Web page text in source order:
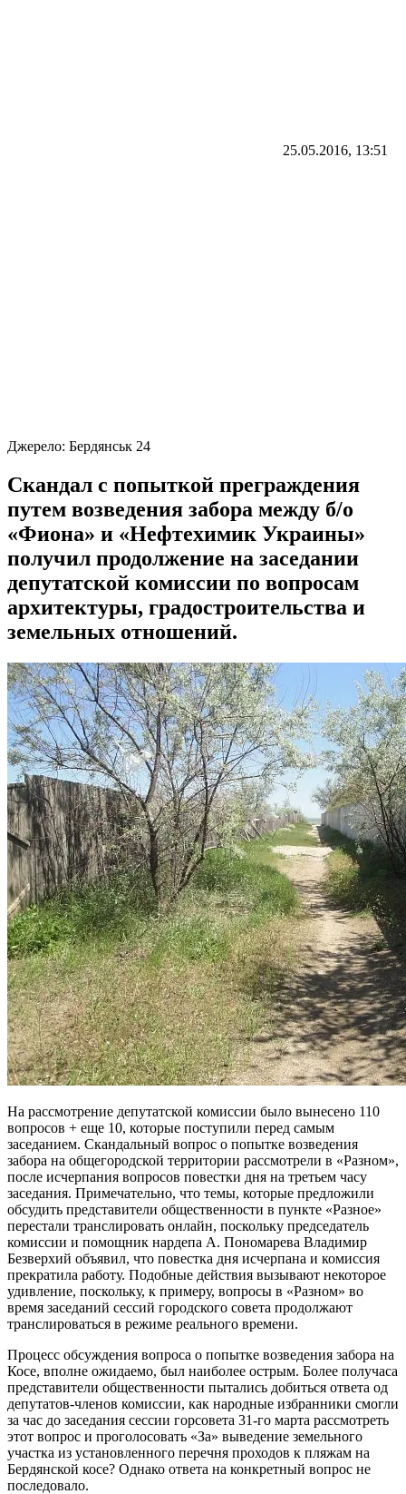
25.05.2016, 13:51
Джерело: Бердянськ 24
Скандал с попыткой преграждения
путем возведения забора между б/о
«Фиона» и «Нефтехимик Украины»
получил продолжение на заседании
депутатской комиссии по вопросам
архитектуры, градостроительства и
земельных отношений.
На рассмотрение депутатской комиссии было вынесено 110
вопросов + еще 10, которые поступили перед самым
заседанием. Скандальный вопрос о попытке возведения
забора на общегородской территории рассмотрели в «Разном»,
после исчерпания вопросов повестки дня на третьем часу
заседания. Примечательно, что темы, которые предложили
обсудить представители общественности в пункте «Разное»
перестали транслировать онлайн, поскольку председатель
комиссии и помощник нардепа А. Пономарева Владимир
Безверхий объявил, что повестка дня исчерпана и комиссия
прекратила работу. Подобные действия вызывают некоторое
удивление, поскольку, к примеру, вопросы в «Разном» во
время заседаний сессий городского совета продолжают
транслироваться в режиме реального времени.
Процесс обсуждения вопроса о попытке возведения забора на
Косе, вполне ожидаемо, был наиболее острым. Более получаса
представители общественности пытались добиться ответа од
депутатов-членов комиссии, как народные избранники смогли
за час до заседания сессии горсовета 31-го марта рассмотреть
этот вопрос и проголосовать «За» выведение земельного
участка из установленного перечня проходов к пляжам на
Бердянской косе? Однако ответа на конкретный вопрос не
последовало.